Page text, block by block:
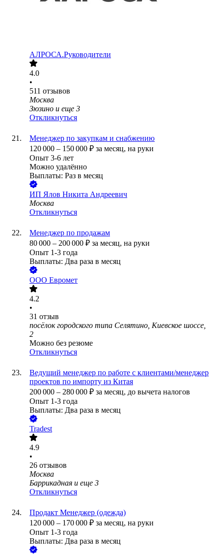
АЛРОСА.Руководители
4.0
•
511 отзывов
Москва
Зюзино и еще 3
Откликнуться
Менеджер по закупкам и снабжению
120 000 – 150 000 ₽ за месяц, на руки
Опыт 3-6 лет
Можно удалённо
Выплаты: Раз в месяц
ИП Ялов Никита Андреевич
Москва
Откликнуться
Менеджер по продажам
80 000 – 200 000 ₽ за месяц, на руки
Опыт 1-3 года
Выплаты: Два раза в месяц
ООО Евромет
4.2
•
31 отзыв
посёлок городского типа Селятино, Киевское шоссе,
2
Можно без резюме
Откликнуться
Ведущий менеджер по работе с клиентами/менеджер
проектов по импорту из Китая
200 000 – 280 000 ₽ за месяц, до вычета налогов
Опыт 1-3 года
Выплаты: Два раза в месяц
Tradest
4.9
•
26 отзывов
Москва
Баррикадная и еще 3
Откликнуться
Продакт Менеджер (одежда)
120 000 – 170 000 ₽ за месяц, на руки
Опыт 1-3 года
Выплаты: Два раза в месяц